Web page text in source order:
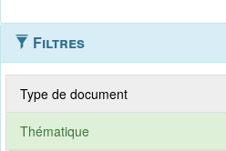
Filtres
Type de document
Thématique